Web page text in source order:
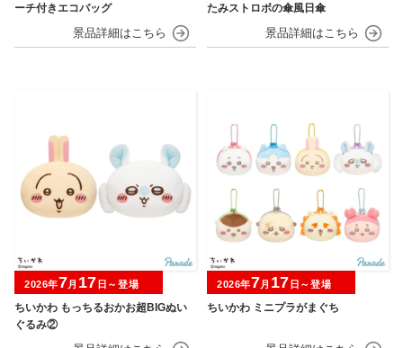
ーチ付きエコバッグ
たみストロボの傘風日傘
ちいかわ もっちるおかお超BIGぬい
ぐるみ②
2026年7月 17 日～登場
ちいかわ ミニプラがまぐち
2026年7月 17 日～登場